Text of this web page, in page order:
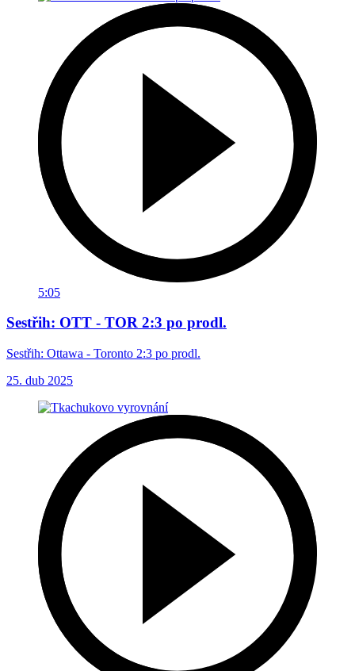
5:05
Sestřih: OTT - TOR 2:3 po prodl.
Sestřih: Ottawa - Toronto 2:3 po prodl.
25. dub 2025